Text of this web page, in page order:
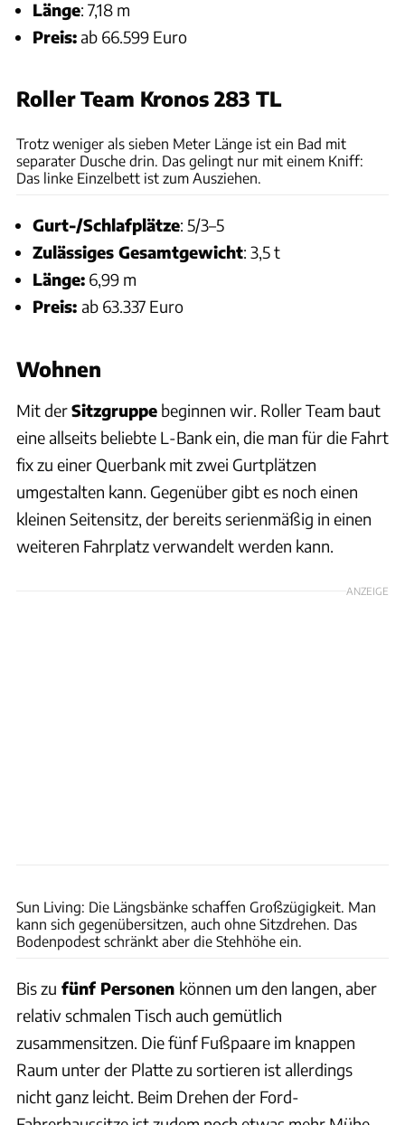
Länge: 7,18 m
Preis:ab 66.599 Euro
Roller Team Kronos 283 TL
Trotz weniger als sieben Meter Länge ist ein Bad mit
separater Dusche drin. Das gelingt nur mit einem Kniff:
Das linke Einzelbett ist zum Ausziehen.
Gurt-/Schlafplätze: 5/3–5
Zulässiges Gesamtgewicht: 3,5 t
Länge: 6,99 m
Preis: ab 63.337 Euro
Wohnen
Mit derSitzgruppe beginnen wir. Roller Team baut
eine allseits beliebte L-Bank ein, die man für die Fahrt
fix zu einer Querbank mit zwei Gurtplätzen
umgestalten kann. Gegenüber gibt es noch einen
kleinen Seitensitz, der bereits serienmäßig in einen
weiteren Fahrplatz verwandelt werden kann.
ANZEIGE
Sun Living: Die Längsbänke schaffen Großzügigkeit. Man
kann sich gegenübersitzen, auch ohne Sitzdrehen. Das
Bodenpodest schränkt aber die Stehhöhe ein.
Bis zu fünf Personen können um den langen, aber
relativ schmalen Tisch auch gemütlich
zusammensitzen. Die fünf Fußpaare im knappen
Raum unter der Platte zu sortieren ist allerdings
nicht ganz leicht. Beim Drehen der Ford-